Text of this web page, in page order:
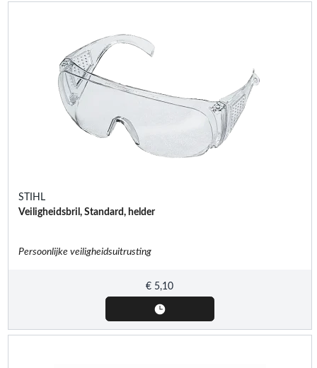
STIHL
Veiligheidsbril, Standard, helder
Persoonlijke veiligheidsuitrusting
€ 5,10